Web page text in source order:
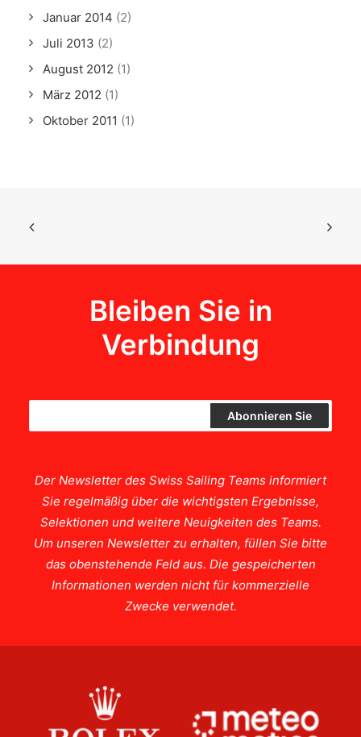
Januar 2014 (2)
Juli 2013 (2)
August 2012 (1)
März 2012 (1)
Oktober 2011 (1)
Bleiben Sie in
Verbindung
Der Newsletter des Swiss Sailing Teams informiert
Sie regelmäßig über die wichtigsten Ergebnisse,
Selektionen und weitere Neuigkeiten des Teams.
Um unseren Newsletter zu erhalten, füllen Sie bitte
das obenstehende Feld aus. Die gespeicherten
Informationen werden nicht für kommerzielle
Zwecke verwendet.